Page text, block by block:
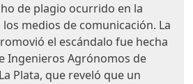
de plagio ocurrido en la
los medios de comunicación. La
el escándalo fue hecha
Ingenieros Agrónomos de
Plata, que reveló que un